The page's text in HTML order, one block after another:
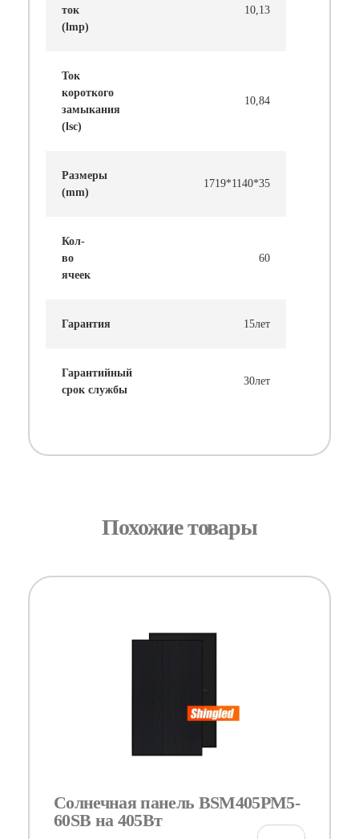
ток
(lmp)
10,13
Ток
короткого
замыкания
(lsc)
10,84
Размеры
(mm)
1719*1140*35
Кол-
во
ячеек
60
Гарантия 15лет
Гарантийный
срок службы
30лет
Похожие товары
Солнечная панель BSM405PM5-
60SB на 405Вт